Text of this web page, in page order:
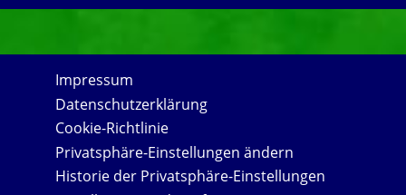
Impressum
Datenschutzerklärung
Cookie-Richtlinie
Privatsphäre-Einstellungen ändern
Historie der Privatsphäre-Einstellungen